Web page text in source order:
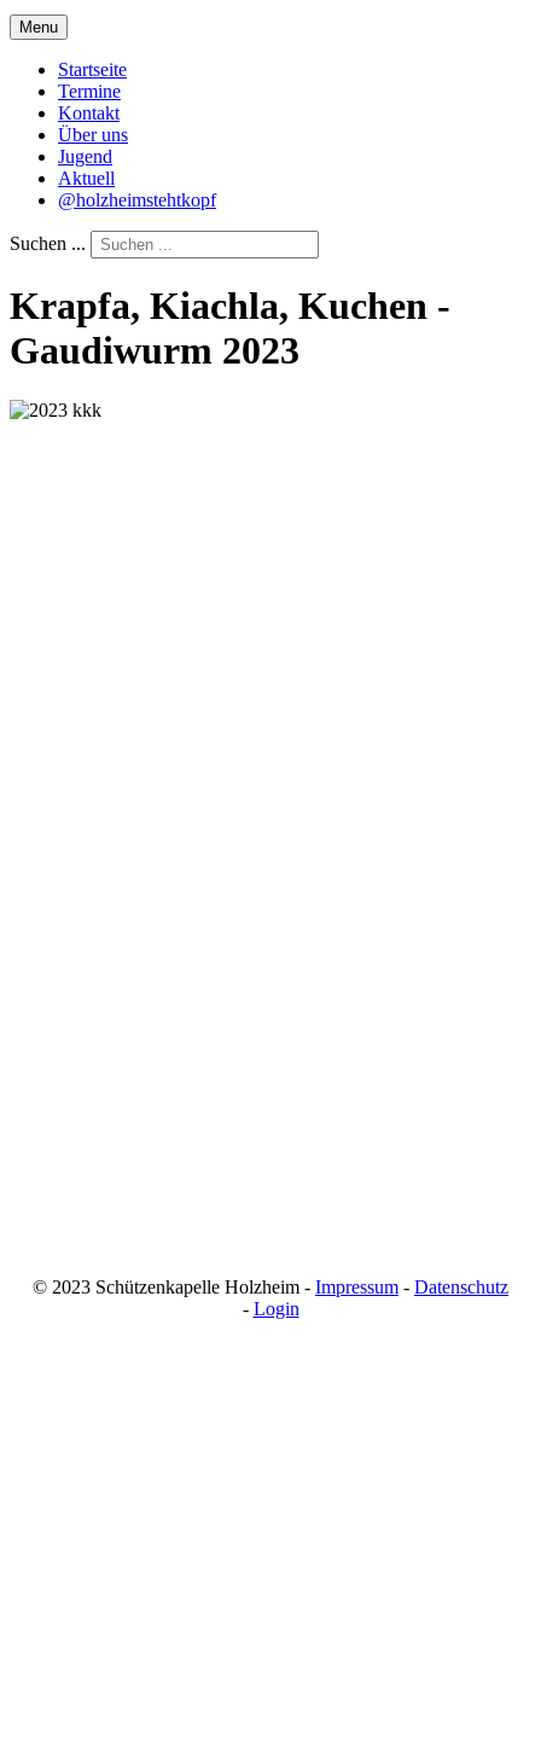
Menu
Startseite
Termine
Kontakt
Über uns
Jugend
Aktuell
@holzheimstehtkopf
Suchen ...
Krapfa, Kiachla, Kuchen -
Gaudiwurm 2023
© 2023 Schützenkapelle Holzheim - Impressum - Datenschutz
- Login